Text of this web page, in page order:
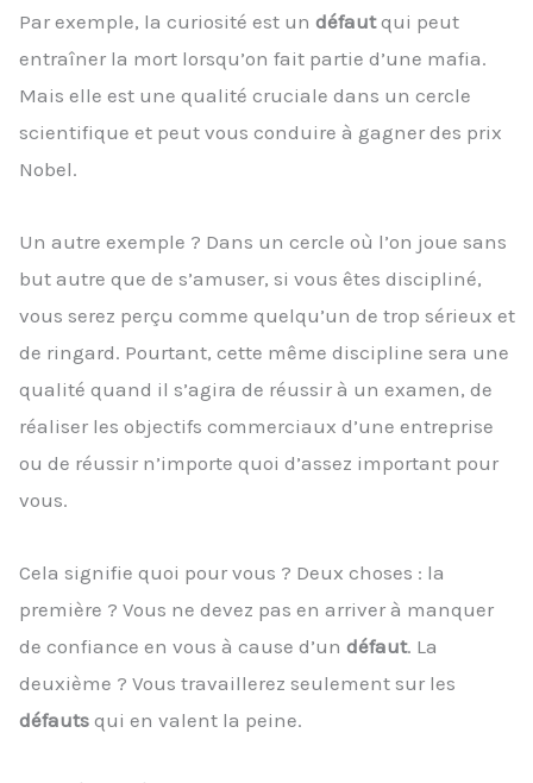
Par exemple, la curiosité est un défautqui peut
entraîner la mort lorsqu’on fait partie d’une mafia.
Mais elle est une qualité cruciale dans un cercle
scientifique et peut vous conduire à gagner des prix
Nobel.
Un autre exemple ? Dans un cercle où l’on joue sans
but autre que de s’amuser, si vous êtes discipliné,
vous serez perçu comme quelqu’un de trop sérieux et
de ringard. Pourtant, cette même discipline sera une
qualité quand il s’agira de réussir à un examen, de
réaliser les objectifs commerciaux d’une entreprise
ou de réussir n’importe quoi d’assez important pour
vous.
Cela signifie quoi pour vous ? Deux choses : la
première ? Vous ne devez pas en arriver à manquer
de confiance en vous à cause d’un défaut. La
deuxième ? Vous travaillerez seulement sur les
défauts qui en valent la peine.